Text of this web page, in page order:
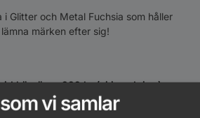
i Glitter och Metal Fuchsia som håller
märken efter sig!
köp över 999 kr (ej inredning)
vi samlar